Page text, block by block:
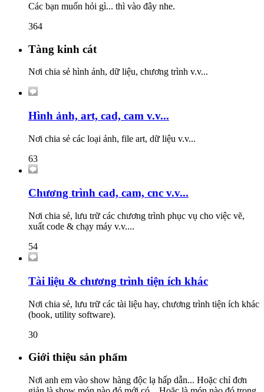
Các bạn muốn hỏi gì... thì vào đây nhe.
364
Tàng kinh cát
Nơi chia sẻ hình ảnh, dữ liệu, chương trình v.v...
Hình ảnh, art, cad, cam v.v...
Nơi chia sẻ các loại ảnh, file art, dữ liệu v.v...
63
Chương trình cad, cam, cnc v.v...
Nơi chia sẻ, lưu trữ các chương trình phục vụ cho việc vẽ,
xuất code & chạy máy v.v....
54
Tài liệu & chương trình tiện ích khác
Nơi chia sẻ, lưu trữ các tài liệu hay, chương trình tiện ích khác
(book, utility software).
30
Giới thiệu sản phẩm
Nơi anh em vào show hàng độc lạ hấp dẫn... Hoặc chỉ đơn